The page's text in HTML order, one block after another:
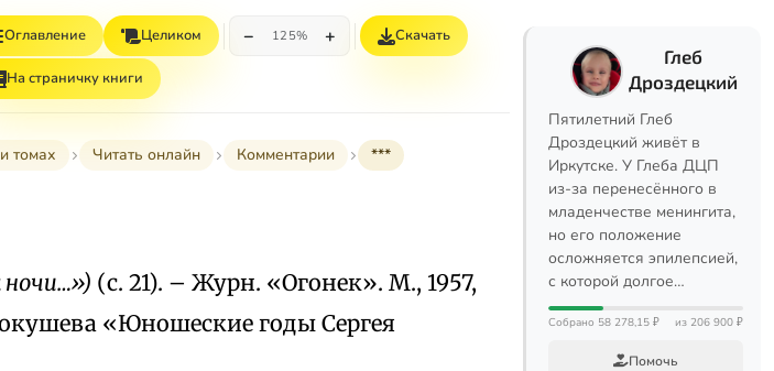
Оглавление Целиком − 125% + Скачать
На страничку книги
томах Читать онлайн Комментарии ***
ночи…») (с. 21). – Журн. «Огонек». М., 1957,
«Юношеские годы Сергея
Глеб
Дроздецкий
Пятилетний Глеб
Дроздецкий живёт в
Иркутске. У Глеба ДЦП
из-за перенесённого в
младенчестве менингита,
но его положение
осложняется эпилепсией,
с которой долгое…
Собрано 58 278,15 ₽ из 206 900 ₽
Помочь